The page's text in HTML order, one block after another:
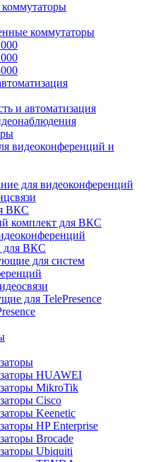
коммутаторы
и автоматизация
видеоконференций и
для видеоконференций
ВКС
комплект для ВКС
для ВКС
для систем
для TelePresence
HUAWEI
MikroTik
Cisco
Keenetic
HP Enterprise
Brocade
Ubiquiti